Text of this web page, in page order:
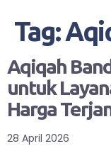
Tag:
Aqiqah
untuk
Harga
28 April 2026